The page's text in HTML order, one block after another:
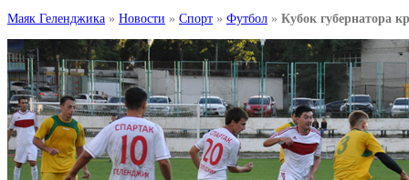
Маяк Геленджика » Новости » Спорт » Футбол » Кубок губернатора